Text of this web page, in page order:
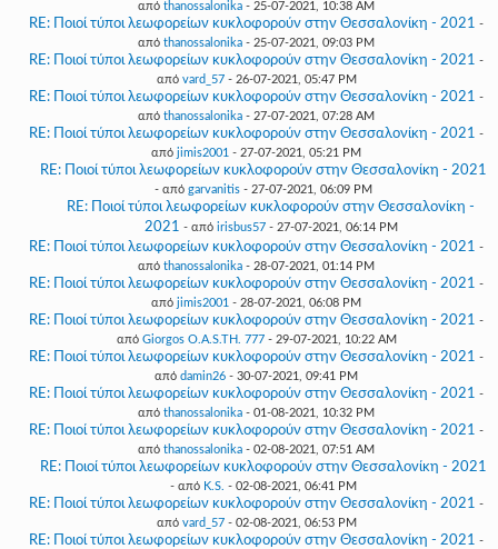
από thanossalonika - 25-07-2021, 10:38 AM
RE: Ποιοί τύποι λεωφορείων κυκλοφορούν στην Θεσσαλονίκη - 2021 -
από thanossalonika - 25-07-2021, 09:03 PM
RE: Ποιοί τύποι λεωφορείων κυκλοφορούν στην Θεσσαλονίκη - 2021 -
από vard_57- 26-07-2021, 05:47 PM
RE: Ποιοί τύποι λεωφορείων κυκλοφορούν στην Θεσσαλονίκη - 2021 -
από thanossalonika - 27-07-2021, 07:28 AM
RE: Ποιοί τύποι λεωφορείων κυκλοφορούν στην Θεσσαλονίκη - 2021 -
από jimis2001 - 27-07-2021, 05:21 PM
RE: Ποιοί τύποι λεωφορείων κυκλοφορούν στην Θεσσαλονίκη - 2021
- από garvanitis - 27-07-2021, 06:09 PM
RE: Ποιοί τύποι λεωφορείων κυκλοφορούν στην Θεσσαλονίκη -
2021 - από irisbus57- 27-07-2021, 06:14 PM
RE: Ποιοί τύποι λεωφορείων κυκλοφορούν στην Θεσσαλονίκη - 2021 -
από thanossalonika - 28-07-2021, 01:14 PM
RE: Ποιοί τύποι λεωφορείων κυκλοφορούν στην Θεσσαλονίκη - 2021 -
από jimis2001 - 28-07-2021, 06:08 PM
RE: Ποιοί τύποι λεωφορείων κυκλοφορούν στην Θεσσαλονίκη - 2021 -
από Giorgos O.A.S.TH. 777- 29-07-2021, 10:22 AM
RE: Ποιοί τύποι λεωφορείων κυκλοφορούν στην Θεσσαλονίκη - 2021 -
από damin26 - 30-07-2021, 09:41 PM
RE: Ποιοί τύποι λεωφορείων κυκλοφορούν στην Θεσσαλονίκη - 2021 -
από thanossalonika - 01-08-2021, 10:32 PM
RE: Ποιοί τύποι λεωφορείων κυκλοφορούν στην Θεσσαλονίκη - 2021 -
από thanossalonika - 02-08-2021, 07:51 AM
RE: Ποιοί τύποι λεωφορείων κυκλοφορούν στην Θεσσαλονίκη - 2021
- από K.S. - 02-08-2021, 06:41 PM
RE: Ποιοί τύποι λεωφορείων κυκλοφορούν στην Θεσσαλονίκη - 2021 -
από vard_57- 02-08-2021, 06:53 PM
RE: Ποιοί τύποι λεωφορείων κυκλοφορούν στην Θεσσαλονίκη - 2021 -